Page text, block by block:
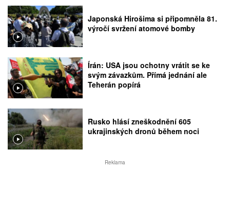
Japonská Hirošima si připomněla 81.
výročí svržení atomové bomby
Írán: USA jsou ochotny vrátit se ke
svým závazkům. Přímá jednání ale
Teherán popírá
Rusko hlásí zneškodnění 605
ukrajinských dronů během noci
Reklama